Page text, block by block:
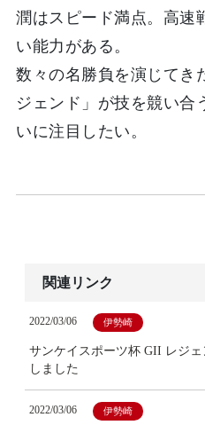
潤はスピード満点。高速
い能力がある。
数々の名勝負を演じてき
ジェンド」が技を競い合
いに注目したい。
関連リンク
2022/03/06 伊勢崎
サンケイスポーツ杯 GII レジ
しました
2022/03/06 伊勢崎